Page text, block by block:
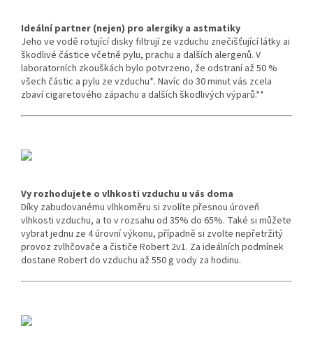
Ideální partner (nejen) pro alergiky a astmatiky
Jeho ve vodě rotující disky filtrují ze vzduchu znečišťující látky ai
škodlivé částice včetně pylu, prachu a dalších alergenů. V
laboratorních zkouškách bylo potvrzeno, že odstraní až 50 %
všech částic a pylu ze vzduchu*. Navíc do 30 minut vás zcela
zbaví cigaretového zápachu a dalších škodlivých výparů.**
Vy rozhodujete o vlhkosti vzduchu u vás doma
Díky zabudovanému vlhkoměru si zvolíte přesnou úroveň
vlhkosti vzduchu, a to v rozsahu od 35% do 65%. Také si můžete
vybrat jednu ze 4 úrovní výkonu, případně si zvolte nepřetržitý
provoz zvlhčovače a čističe Robert 2v1. Za ideálních podmínek
dostane Robert do vzduchu až 550 g vody za hodinu.